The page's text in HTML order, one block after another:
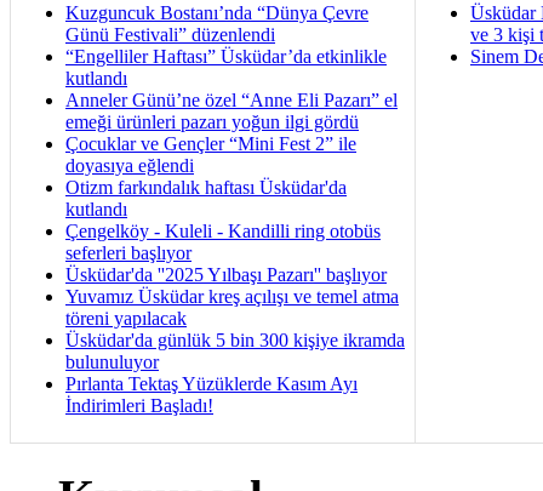
Kuzguncuk Bostanı’nda “Dünya Çevre
Günü Festivali” düzenlendi
“Engelliler Haftası” Üsküdar’da etkinlikle
kutlandı
Anneler Günü’ne özel “Anne Eli Pazarı” el
emeği ürünleri pazarı yoğun ilgi gördü
Çocuklar ve Gençler “Mini Fest 2” ile
doyasıya eğlendi
Otizm farkındalık haftası Üsküdar'da
kutlandı
Çengelköy - Kuleli - Kandilli ring otobüs
seferleri başlıyor
Üsküdar'da ''2025 Yılbaşı Pazarı'' başlıyor
Yuvamız Üsküdar kreş açılışı ve temel atma
töreni yapılacak
Üsküdar'da günlük 5 bin 300 kişiye ikramda
bulunuluyor
Pırlanta Tektaş Yüzüklerde Kasım Ayı
İndirimleri Başladı!
Üsküdar
ve 3 kişi
Sinem